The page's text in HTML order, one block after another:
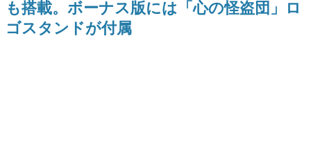
の形をした短編ホラー小説集です。
新世代に訊く
も搭載。ボーナス版には「心の怪盗団」ロ
ゴスタンドが付属